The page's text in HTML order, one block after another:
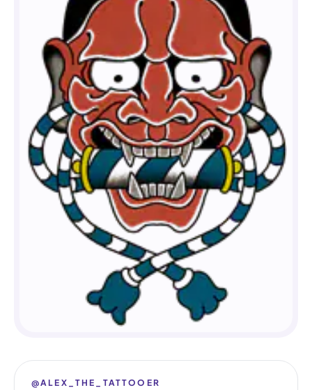
@ALEX_THE_TATTOOER